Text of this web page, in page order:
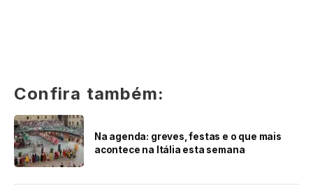
Confira também:
Na agenda: greves, festas e o que mais
acontece na Itália esta semana